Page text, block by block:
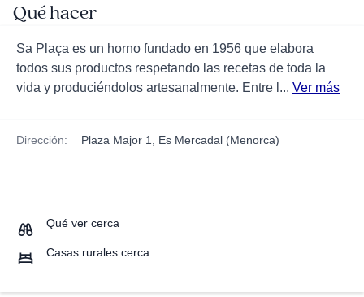
Qué hacer
Sa Plaça es un horno fundado en 1956 que elabora
todos sus productos respetando las recetas de toda la
vida y produciéndolos artesanalmente. Entre l... Ver más
Dirección: Plaza Major 1, Es Mercadal (Menorca)
Qué ver cerca
Casas rurales cerca